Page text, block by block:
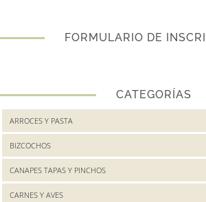
FORMULARIO DE
CATEGORÍAS
ARROCES Y PASTA
BIZCOCHOS
CANAPES TAPAS Y PINCHOS
CARNES Y AVES